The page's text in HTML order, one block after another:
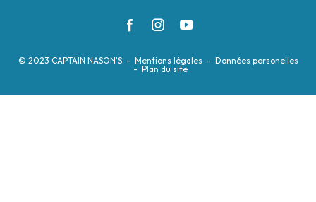
CHANTIER NAVAL MARINE PLAISANCE
© 2023 CAPTAIN NASON'S Mentions légales
Données personelles
Plan du site